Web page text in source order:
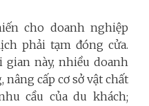
cho doanh nghiệp
phải tạm đóng cửa.
này, nhiều doanh
cấp cơ sở vật chất
cầu của du khách;